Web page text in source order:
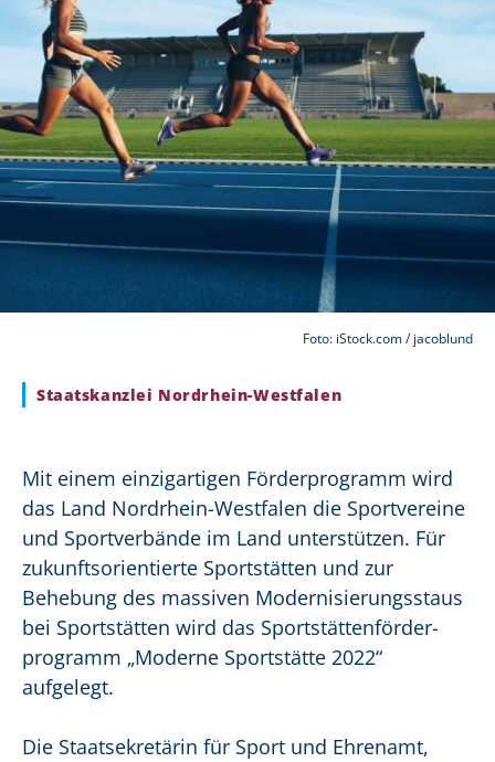
Foto: iStock.com / jacoblund
Staatskanzlei Nordrhein-Westfalen
Mit einem einzigartigen Förderprogramm wird
das Land Nordrhein-Westfalen die Sportvereine
und Sportverbände im Land unterstützen. Für
zukunftsorientierte Sportstätten und zur
Behebung des massiven Modernisierungsstaus
bei Sportstätten wird das Sportstättenförder-
programm „Moderne Sportstätte 2022“
aufgelegt.
Die Staatsekretärin für Sport und Ehrenamt,